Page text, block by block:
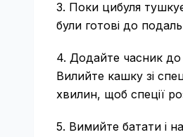
3. Поки цибуля
були готові до
4. Додайте часник до
Вилийте кашку зі
хвилин, щоб спеції
5. Вимийте батати і